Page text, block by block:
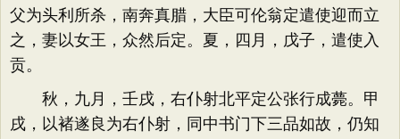
父为头利所杀，南奔真腊，大臣可伦翁定遣使迎而立
之，妻以女王，众然后定。夏，四月，戊子，遣使入
贡。
秋，九月，壬戌，右仆射北平定公张行成薨。甲
戌，以褚遂良为右仆射，同中书门下三品如故，仍知